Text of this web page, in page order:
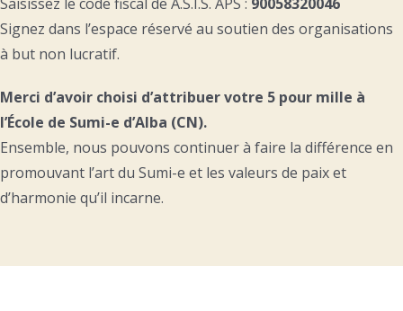
Signez dans l’espace réservé au soutien des organisations
à but non lucratif.
Merci d’avoir choisi d’attribuer votre 5 pour mille à
l’École de Sumi-e d’Alba (CN).
Ensemble, nous pouvons continuer à faire la différence en
promouvant l’art du Sumi-e et les valeurs de paix et
d’harmonie qu’il incarne.